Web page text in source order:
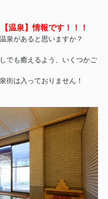
温泉】情報です！！！
泉があると思いますか？
でも癒えるよう、いくつかご
街は入っておりません！